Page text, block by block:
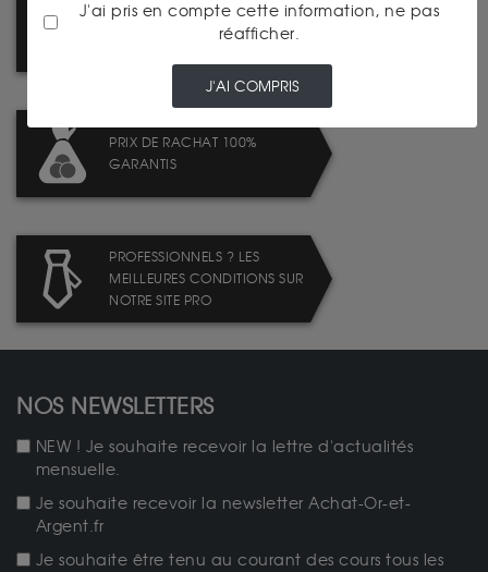
REJOIGNEZ NOTRE RÉSEAU :
DEVENEZ FRANCHISÉ
PRIX DE RACHAT 100%
GARANTIS
PROFESSIONNELS ? LES
MEILLEURES CONDITIONS SUR
NOTRE SITE PRO
NOS NEWSLETTERS
NEW ! Je souhaite recevoir la lettre d'actualités
mensuelle.
Je souhaite recevoir la newsletter Achat-Or-et-
Argent.fr
Je souhaite être tenu au courant des cours tous les
J'ai pris en compte cette information, ne pas
réafficher.
J'AI COMPRIS